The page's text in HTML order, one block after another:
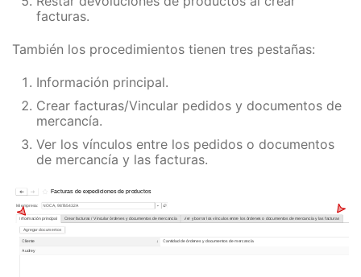
facturas.
También los procedimientos tienen tres pestañas:
Información principal.
Crear facturas/Vincular pedidos y documentos de
mercancía.
Ver los vínculos entre los pedidos o documentos
de mercancía y las facturas.